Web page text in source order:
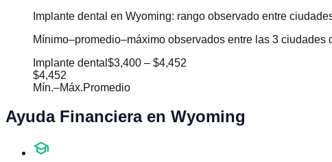
Implante dental en Wyoming: rango observado entre
Mínimo–promedio–máximo observados entre las 3
Implante dental $3,400 – $4,452
$4,452
Mín.–Máx.Promedio
Ayuda Financiera en Wyoming
school